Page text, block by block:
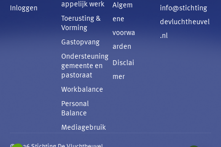
Inloggen
appelijk werk
Toerusting &
Vorming
Gastopvang
Ondersteuning
gemeente en
pastoraat
Workbalance
Personal
Balance
Mediagebruik
Algem
ene
voorwa
arden
Disclai
mer
info@stichting
devluchtheuvel
.nl